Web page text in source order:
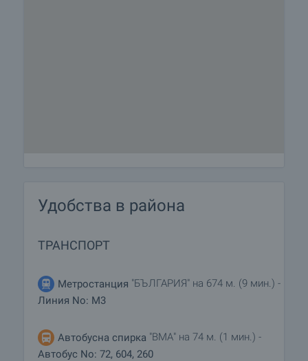
Удобства в района
ТРАНСПОРТ
Метростанция "БЪЛГАРИЯ" на 674 м. (9 мин.) -
Линия No: M3
Автобусна спирка "ВМА" на 74 м. (1 мин.) -
Автобус No: 72, 604, 260